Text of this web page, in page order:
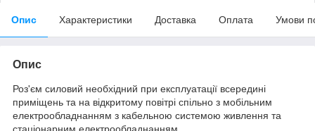
Опис Характеристики Доставка Оплата Умови
Опис
Роз'єм силовий необхідний при експлуатації всередині
приміщень та на відкритому повітрі спільно з мобільним
електрообладнанням з кабельною системою живлення та
стаціонарним електрообладнанням.